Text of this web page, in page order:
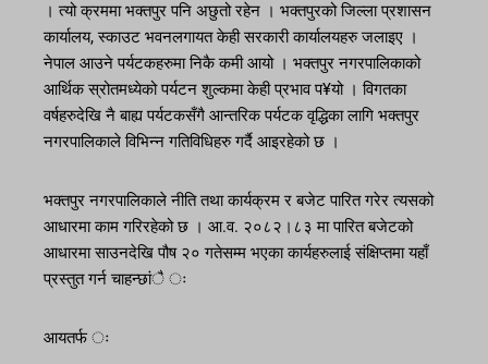
। त्यो क्रममा भक्तपुर पनि अछुतो रहेन । भक्तपुरको जिल्ला प्रशासन
कार्यालय, स्काउट भवनलगायत केही सरकारी कार्यालयहरु जलाइए ।
नेपाल आउने पर्यटकहरुमा निकै कमी आयो । भक्तपुर नगरपालिकाको
आर्थिक स्रोतमध्येको पर्यटन शुल्कमा केही प्रभाव प¥यो । विगतका
वर्षहरुदेखि नै बाह्य पर्यटकसँगै आन्तरिक पर्यटक वृद्धिका लागि भक्तपुर
नगरपालिकाले विभिन्न गतिविधिहरु गर्दै आइरहेको छ ।
भक्तपुर नगरपालिकाले नीति तथा कार्यक्रम र बजेट पारित गरेर त्यसको
आधारमा काम गरिरहेको छ । आ.व. २०८२।८३ मा पारित बजेटको
आधारमा साउनदेखि पौष २० गतेसम्म भएका कार्यहरुलाई संक्षिप्तमा यहाँ
प्रस्तुत गर्न चाहन्छांै ः
आयतर्फ ः